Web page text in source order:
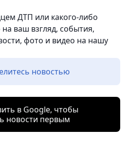
ДТП или какого-либо
ваш взгляд, события,
фото и видео на нашу
новостью
в Google, чтобы
новости первым